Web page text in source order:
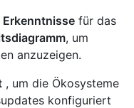
Erkenntnisse für das
, um
anzuzeigen.
, um die Ökosysteme
konfiguriert